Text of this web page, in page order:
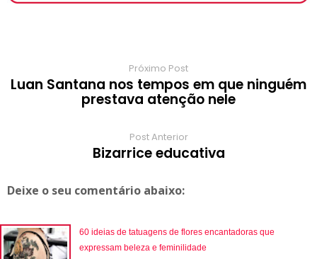
k p s r m
Próximo Post
Luan Santana nos tempos em que ninguém
prestava atenção nele
Post Anterior
Bizarrice educativa
Deixe o seu comentário abaixo:
60 ideias de tatuagens de flores encantadoras que
expressam beleza e feminilidade